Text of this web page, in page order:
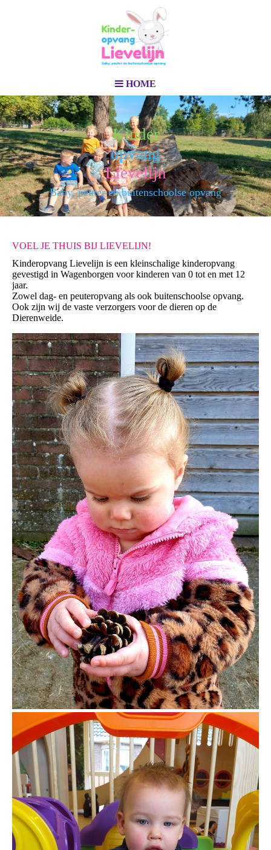
HOME
Kinder
opvang
Lievelijn
Baby, peuter en buitenschoolse opvang
VOEL JE THUIS BIJ LIEVELIJN!
Kinderopvang Lievelijn is een kleinschalige kinderopvang
gevestigd in Wagenborgen voor kinderen van 0 tot en met 12
jaar.
Zowel dag- en peuteropvang als ook buitenschoolse opvang.
Ook zijn wij de vaste verzorgers voor de dieren op de
Dierenweide.